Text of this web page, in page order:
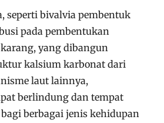
seperti bivalvia pembentuk
pada pembentukan
yang dibangun
kalsium karbonat dari
laut lainnya,
berlindung dan tempat
berbagai jenis kehidupan